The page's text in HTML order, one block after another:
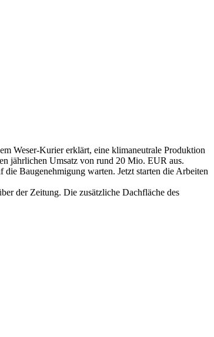
Weser-Kurier erklärt, eine klimaneutrale Produktion
jährlichen Umsatz von rund 20 Mio. EUR aus.
Baugenehmigung warten. Jetzt starten die Arbeiten
der Zeitung. Die zusätzliche Dachfläche des